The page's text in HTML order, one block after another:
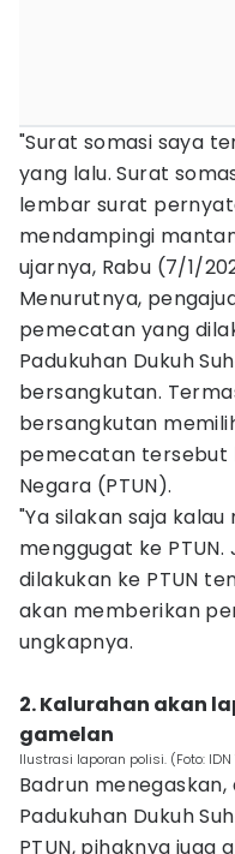
"Surat somasi saya
yang lalu. Surat
lembar surat
mendampingi
ujarnya, Rabu (7/1/
Menurutnya,
pemecatan yang
Padukuhan Dukuh
bersangkutan.
bersangkutan
pemecatan tersebut
Negara (PTUN).
‎"Ya silakan saja
menggugat ke
dilakukan ke PTUN
akan memberikan
ungkapnya.
2. Kalurahan akan
gamelan
Ilustrasi laporan polisi. (Foto:
Badrun
Padukuhan Dukuh
PTUN, pihaknya juga